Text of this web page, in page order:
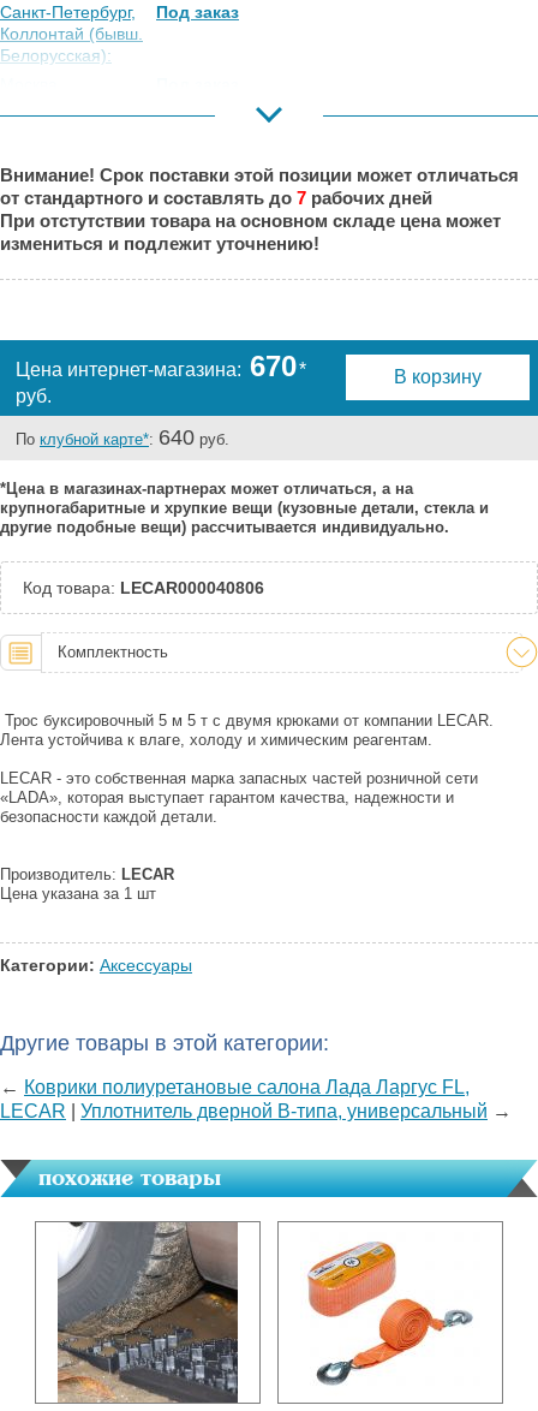
Санкт-Петербург,
Коллонтай (бывш.
Белорусская):
Под заказ
Порт:
Великий Новгород: Под заказ
Краснодар:
Под заказ
Челябинск:
Под заказ
Внимание! Срок поставки этой позиции может отличаться
от стандартного и составлять до 7 рабочих дней
При отстутствии товара на основном складе цена может
измениться и подлежит уточнению!
Цена интернет-магазина: 670*
руб.
В корзину
По клубной карте*: 640 руб.
*Цена в магазинах-партнерах может отличаться, а на
крупногабаритные и хрупкие вещи (кузовные детали, стекла и
другие подобные вещи) рассчитывается индивидуально.
Код товара: LECAR000040806
Комплектность
Трос буксировочный 5 м 5 т с двумя крюками от компании LECAR.
Лента устойчива к влаге, холоду и химическим реагентам.
LECAR - это собственная марка запасных частей розничной сети
«LADA», которая выступает гарантом качества, надежности и
безопасности каждой детали.
Производитель: LECAR
Цена указана за 1 шт
Категории: Аксессуары
Другие товары в этой категории:
← Коврики полиуретановые салона Лада Ларгус FL,
LECAR
Уплотнитель дверной B-типа, универсальный →
похожие товары